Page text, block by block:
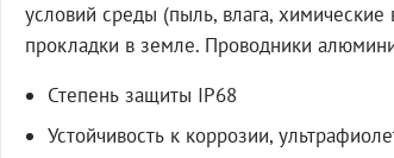
условий среды (пыль, влага, химические
прокладки в земле. Проводники
Степень защиты IP68
Устойчивость к коррозии,